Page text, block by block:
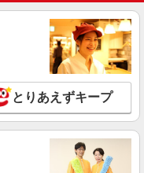
円（経験・能力によ
給 ※研修期間6か月・時給
給（規定あり） ゜
○。・゜+゜ 入社祝い金10
○。・゜+゜・。○。・゜
の家電量販店
詳細を見る
時給 経験者1500円〜 ※
とりあえずキープ